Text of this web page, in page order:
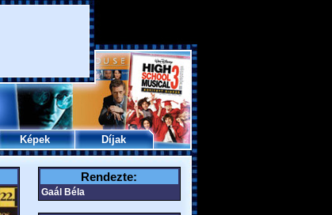
Képek Díjak
Rendezte:
Gaál Béla